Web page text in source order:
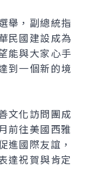
，副總統指
民國建設成為
能與大家心手
到一個新的境
化訪問團成
前往美國西雅
進國際友誼，
達祝賀與肯定